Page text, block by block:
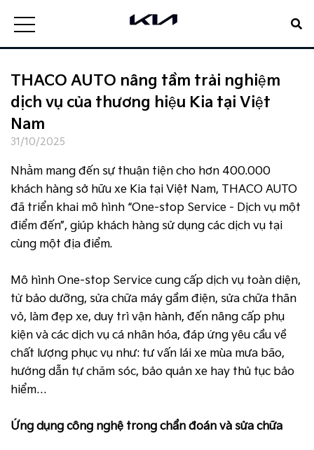
THACO AUTO nâng tầm trải nghiệm
dịch vụ của thương hiệu Kia tại Việt
Nam
31/10/2025
Nhằm mang đến sự thuận tiện cho hơn 400.000
khách hàng sở hữu xe Kia tại Việt Nam, THACO AUTO
đã triển khai mô hình “One-stop Service - Dịch vụ một
điểm đến”, giúp khách hàng sử dụng các dịch vụ tại
cùng một địa điểm.
Mô hình One-stop Service cung cấp dịch vụ toàn diện,
từ bảo dưỡng, sửa chữa máy gầm điện, sửa chữa thân
vỏ, làm đẹp xe, duy trì vận hành, đến nâng cấp phụ
kiện và các dịch vụ cá nhân hóa, đáp ứng yêu cầu về
chất lượng phục vụ như: tư vấn lái xe mùa mưa bão,
hướng dẫn tự chăm sóc, bảo quản xe hay thủ tục bảo
hiểm…
Ứng dụng công nghệ trong chẩn đoán và sửa chữa